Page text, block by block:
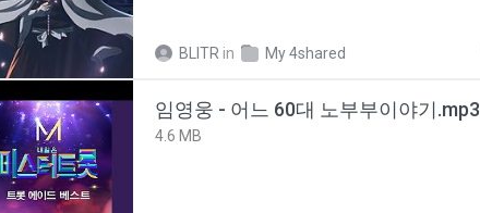
BLITR in My 4shared
임영웅 - 어느 60대 노부부이야기.mp3
4.6 MB